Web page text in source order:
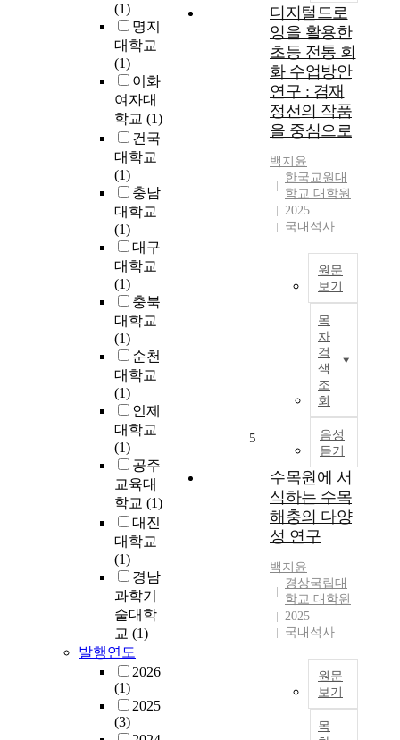
(1)
명지
대학교
(1)
이화
여자대
학교 (1)
건국
대학교
(1)
충남
대학교
(1)
대구
대학교
(1)
충북
대학교
(1)
순천
대학교
(1)
인제
대학교
(1)
공주
교육대
학교 (1)
대진
대학교
(1)
경남
과학기
술대학
교 (1)
발행연도
2026
(1)
2025
(3)
디지털드로
잉을 활용한
초등 전통 회
화 수업방안
연구 : 겸재
정선의 작품
을 중심으로
백지윤
한국교원대
학교 대학원
2025
국내석사
원문
보기
목
차
검
색
조
회
음성
듣기
5
수목원에 서
식하는 수목
해충의 다양
성 연구
백지윤
경상국립대
학교 대학원
2025
국내석사
원문
보기
목